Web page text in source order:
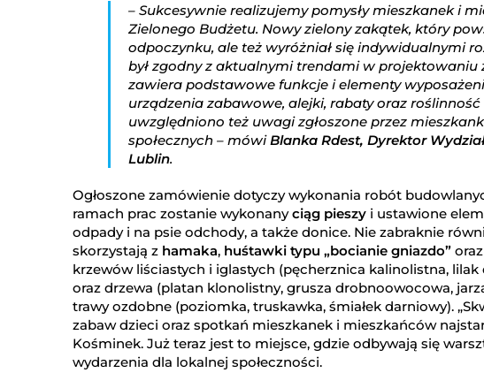
– Sukcesywnie realizujemy pomysły mieszkanek i
Zielonego Budżetu. Nowy zielony zakątek, który
odpoczynku, ale też wyróżniał się indywidualnymi
był zgodny z aktualnymi trendami w
zawiera podstawowe funkcje i elementy
urządzenia zabawowe, alejki, rabaty oraz
uwzględniono też uwagi zgłoszone przez
społecznych – mówi Blanka Rdest, Dyrektor
Lublin.
Ogłoszone zamówienie dotyczy wykonania robót
ramach prac zostanie wykonanyciąg pieszy i ustawione
odpady i na psie odchody, a także donice. Nie zabraknie
skorzystają z hamaka, huśtawki typu „bocianie gniazdo” oraz
krzewów liściastych i iglastych (pęcherznica kalinolistna,
oraz drzewa (platan klonolistny, grusza drobnoowocowa,
trawy ozdobne (poziomka, truskawka, śmiałek darniowy).
zabaw dzieci oraz spotkań mieszkanek i mieszkańców
Kośminek. Już teraz jest to miejsce, gdzie odbywają się
wydarzenia dla lokalnej społeczności.